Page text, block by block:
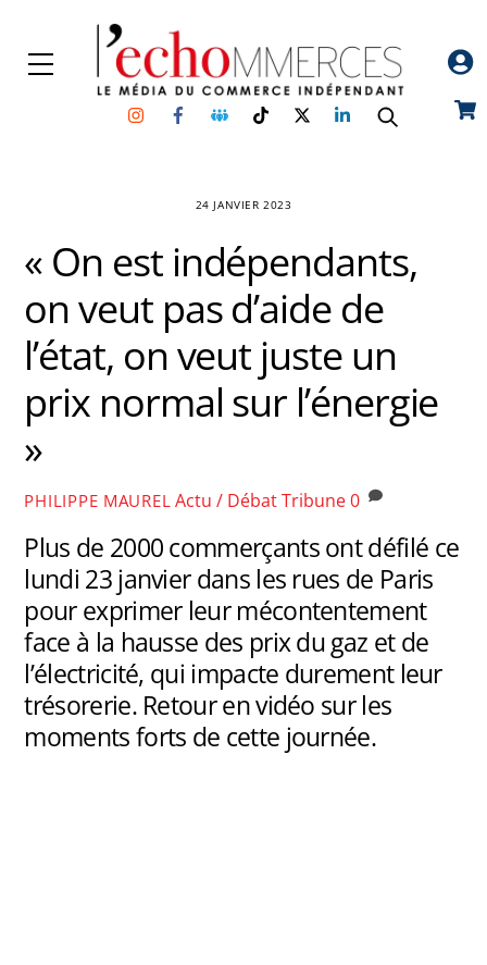
content
Menu
InstagramFacebookGroupe
Facebook
TikTokTwitterLinkedin
24 JANVIER 2023
« On est indépendants,
on veut pas d’aide de
l’état, on veut juste un
prix normal sur l’énergie
»
PHILIPPE MAUREL Actu / DébatTribune0
Plus de 2000 commerçants ont défilé ce
lundi 23 janvier dans les rues de Paris
pour exprimer leur mécontentement
face à la hausse des prix du gaz et de
l’électricité, qui impacte durement leur
trésorerie. Retour en vidéo sur les
moments forts de cette journée.